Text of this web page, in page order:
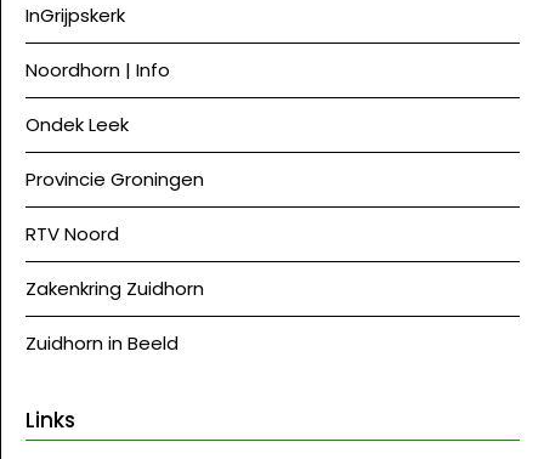
InGrijpskerk
Noordhorn | Info
Ondek Leek
Provincie Groningen
RTV Noord
Zakenkring Zuidhorn
Zuidhorn in Beeld
Links